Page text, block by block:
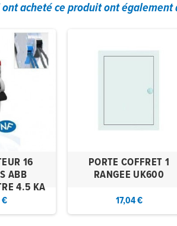
acheté ce produit ont également
16
ABB
4.5 KA
PORTE COFFRET 1
RANGEE UK600
17,04 €